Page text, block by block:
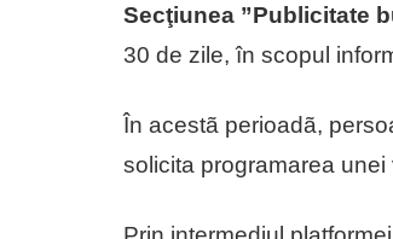
Secţiunea ”Publicitate
30 de zile, în scopul
În acestã perioadã,
solicita programarea unei